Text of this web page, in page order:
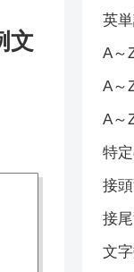
文
英
A～
A～
A～
特
接
接
文